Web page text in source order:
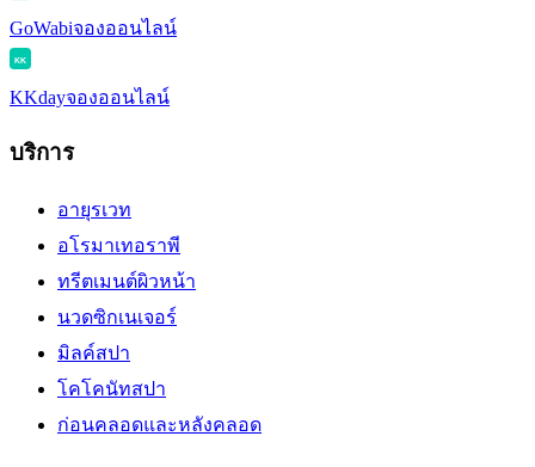
GoWabiจองออนไลน์
KK
KKdayจองออนไลน์
บริการ
อายุรเวท
อโรมาเทอราพี
ทรีตเมนต์ผิวหน้า
นวดซิกเนเจอร์
มิลค์สปา
โคโคนัทสปา
ก่อนคลอดและหลังคลอด